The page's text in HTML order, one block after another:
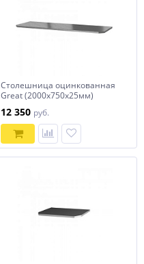
Столешница оцинкованная
Great (2000х750х25мм)
12 350 руб.